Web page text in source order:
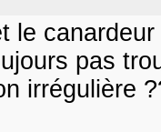
le
pas
irrégulière